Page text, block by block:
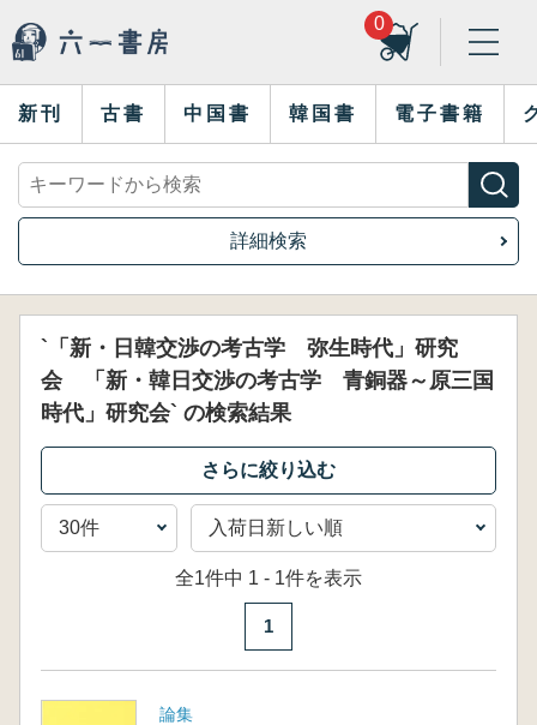
0
新刊 古書 中国書 韓国書 電子書籍
詳細検索
`「新・日韓交渉の考古学 弥生時代」研究
会 「新・韓日交渉の考古学 青銅器～原三国
時代」研究会` の検索結果
全1件中 1 - 1件を表示
1
論集